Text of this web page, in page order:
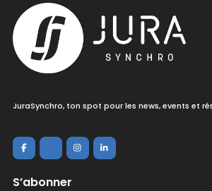
JuraSynchro, ton spot pour les news, events et
S’abonner